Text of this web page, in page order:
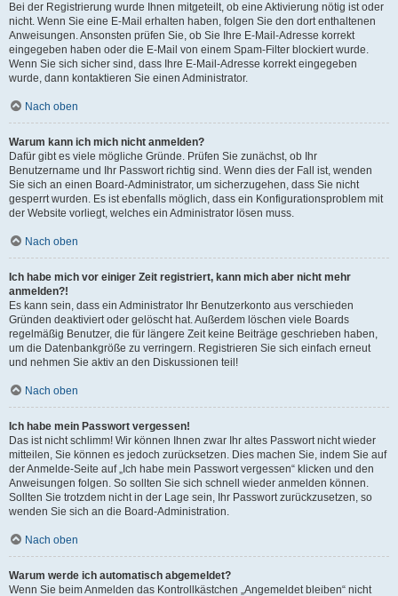
Bei der Registrierung wurde Ihnen mitgeteilt, ob eine Aktivierung nötig ist oder
nicht. Wenn Sie eine E-Mail erhalten haben, folgen Sie den dort enthaltenen
Anweisungen. Ansonsten prüfen Sie, ob Sie Ihre E-Mail-Adresse korrekt
eingegeben haben oder die E-Mail von einem Spam-Filter blockiert wurde.
Wenn Sie sich sicher sind, dass Ihre E-Mail-Adresse korrekt eingegeben
wurde, dann kontaktieren Sie einen Administrator.
Nach oben
Warum kann ich mich nicht anmelden?
Dafür gibt es viele mögliche Gründe. Prüfen Sie zunächst, ob Ihr
Benutzername und Ihr Passwort richtig sind. Wenn dies der Fall ist, wenden
Sie sich an einen Board-Administrator, um sicherzugehen, dass Sie nicht
gesperrt wurden. Es ist ebenfalls möglich, dass ein Konfigurationsproblem mit
der Website vorliegt, welches ein Administrator lösen muss.
Nach oben
Ich habe mich vor einiger Zeit registriert, kann mich aber nicht mehr
anmelden?!
Es kann sein, dass ein Administrator Ihr Benutzerkonto aus verschieden
Gründen deaktiviert oder gelöscht hat. Außerdem löschen viele Boards
regelmäßig Benutzer, die für längere Zeit keine Beiträge geschrieben haben,
um die Datenbankgröße zu verringern. Registrieren Sie sich einfach erneut
und nehmen Sie aktiv an den Diskussionen teil!
Nach oben
Ich habe mein Passwort vergessen!
Das ist nicht schlimm! Wir können Ihnen zwar Ihr altes Passwort nicht wieder
mitteilen, Sie können es jedoch zurücksetzen. Dies machen Sie, indem Sie auf
der Anmelde-Seite auf „Ich habe mein Passwort vergessen“ klicken und den
Anweisungen folgen. So sollten Sie sich schnell wieder anmelden können.
Sollten Sie trotzdem nicht in der Lage sein, Ihr Passwort zurückzusetzen, so
wenden Sie sich an die Board-Administration.
Nach oben
Warum werde ich automatisch abgemeldet?
Wenn Sie beim Anmelden das Kontrollkästchen „Angemeldet bleiben“ nicht